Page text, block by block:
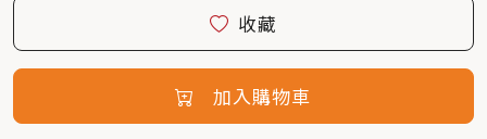
收藏
加入購物車